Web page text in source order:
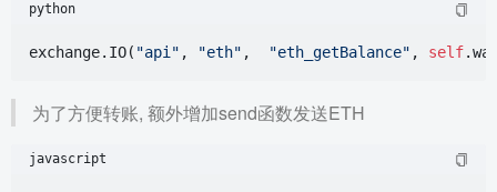
python
exchange.IO( "api" , "eth" , "eth_getBalance" , self
为了方便转账, 额外增加send函数发送ETH
javascript